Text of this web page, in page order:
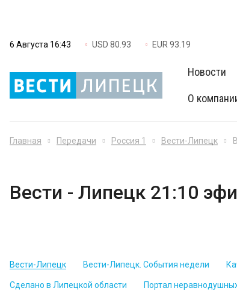
6 Августа 16:43 USD 80.93 EUR 93.19
Новости
О
Главная Передачи Россия 1 Вести-Липецк
Вести - Липецк 21:10
Вести-Липецк Вести-Липецк. События недели
Сделано в Липецкой области Портал